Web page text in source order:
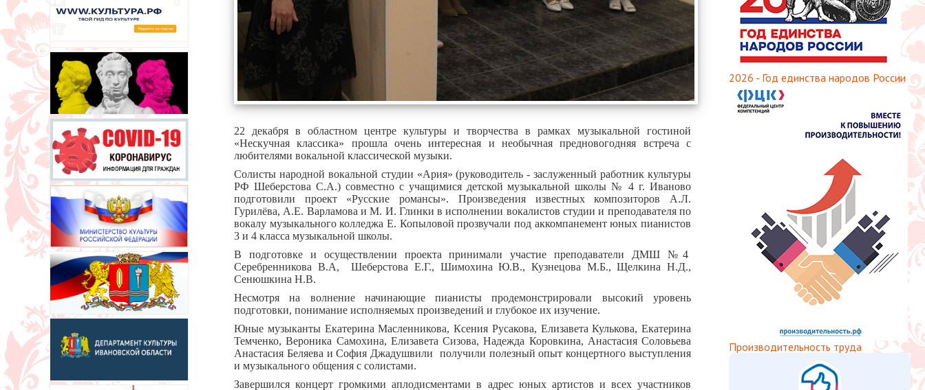
22 декабря в областном центре культуры и творчества в рамках музыкальной гостиной
«Нескучная классика» прошла очень интересная и необычная предновогодняя встреча с
любителями вокальной классической музыки.
Солисты народной вокальной студии «Ария» (руководитель - заслуженный работник культуры
РФ Шеберстова С.А.) совместно с учащимися детской музыкальной школы № 4 г. Иваново
подготовили проект «Русские романсы». Произведения известных композиторов А.Л.
Гурилёва, А.Е. Варламова и М. И. Глинки в исполнении вокалистов студии и преподавателя по
вокалу музыкального колледжа Е. Копыловой прозвучали под аккомпанемент юных пианистов
3 и 4 класса музыкальной школы.
В подготовке и осуществлении проекта принимали участие преподаватели ДМШ №4
Серебренникова В.А, Шеберстова Е.Г., Шимохина Ю.В., Кузнецова М.Б., Щелкина Н.Д.,
Сенюшкина Н.В.
Несмотря на волнение начинающие пианисты продемонстрировали высокий уровень
подготовки, понимание исполняемых произведений и глубокое их изучение.
Юные музыканты Екатерина Масленникова, Ксения Русакова, Елизавета Кулькова, Екатерина
Темченко, Вероника Самохина, Елизавета Сизова, Надежда Коровкина, Анастасия Соловьева
Анастасия Беляева и София Джадушвили получили полезный опыт концертного выступления
и музыкального общения с солистами.
Завершился концерт громкими аплодисментами в адрес юных артистов и всех участников
2026 - Год единства народов России
Производительность труда